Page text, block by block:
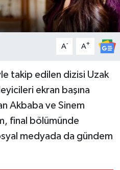
A- A+
takip edilen dizisi Uzak
ekran başına
Akbaba ve Sinem
final bölümünde
medyada da gündem